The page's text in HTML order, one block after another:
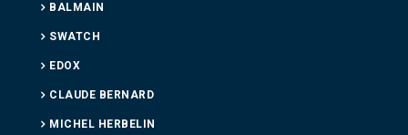
BALMAIN
SWATCH
EDOX
CLAUDE BERNARD
MICHEL HERBELIN